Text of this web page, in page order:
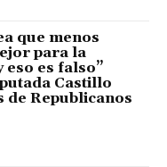
que menos
para la
eso es falso”
Castillo
de Republicanos